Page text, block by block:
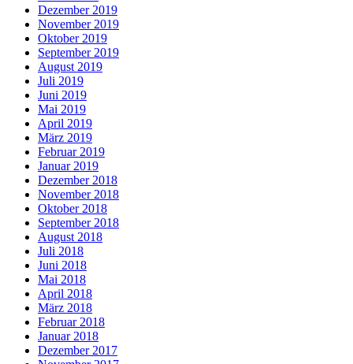
Dezember 2019
November 2019
Oktober 2019
September 2019
August 2019
Juli 2019
Juni 2019
Mai 2019
April 2019
März 2019
Februar 2019
Januar 2019
Dezember 2018
November 2018
Oktober 2018
September 2018
August 2018
Juli 2018
Juni 2018
Mai 2018
April 2018
März 2018
Februar 2018
Januar 2018
Dezember 2017